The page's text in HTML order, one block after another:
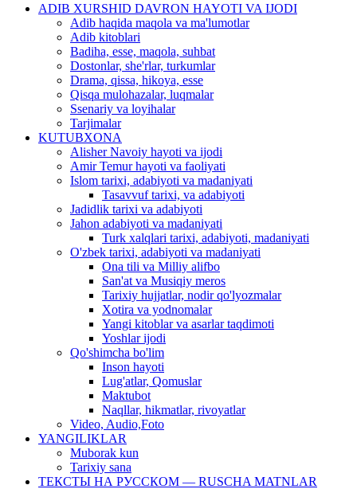
ADIB XURSHID DAVRON HAYOTI VA IJODI
Adib haqida maqola va ma'lumotlar
Adib kitoblari
Badiha, esse, maqola, suhbat
Dostonlar, she'rlar, turkumlar
Drama, qissa, hikoya, esse
Qisqa mulohazalar, luqmalar
Ssenariy va loyihalar
Tarjimalar
KUTUBXONA
Alisher Navoiy hayoti va ijodi
Amir Temur hayoti va faoliyati
Islom tarixi, adabiyoti va madaniyati
Tasavvuf tarixi, va adabiyoti
Jadidlik tarixi va adabiyoti
Jahon adabiyoti va madaniyati
Turk xalqlari tarixi, adabiyoti, madaniyati
O'zbek tarixi, adabiyoti va madaniyati
Ona tili va Milliy alifbo
San'at va Musiqiy meros
Tarixiy hujjatlar, nodir qo'lyozmalar
Xotira va yodnomalar
Yangi kitoblar va asarlar taqdimoti
Yoshlar ijodi
Qo'shimcha bo'lim
Inson hayoti
Lug'atlar, Qomuslar
Maktubot
Naqllar, hikmatlar, rivoyatlar
Video, Audio,Foto
YANGILIKLAR
Muborak kun
Tarixiy sana
ТЕКСТЫ НА РУССКОМ — RUSCHA MATNLAR